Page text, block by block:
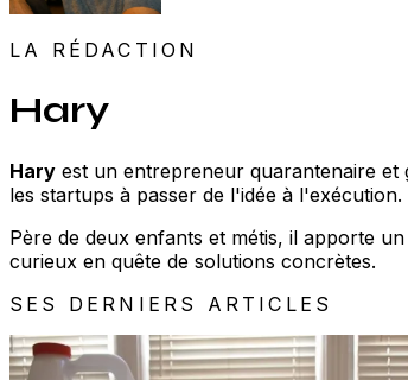
LA RÉDACTION
Hary
Hary est un entrepreneur quarantenaire
les startups à passer de l'idée à l'exécution.
Père de deux enfants et métis, il apporte
curieux en quête de solutions concrètes.
SES DERNIERS ARTICLES